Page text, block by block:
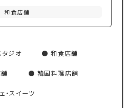
和食店舗
タジオ 和食店舗
韓国料理店舗
・スイーツ